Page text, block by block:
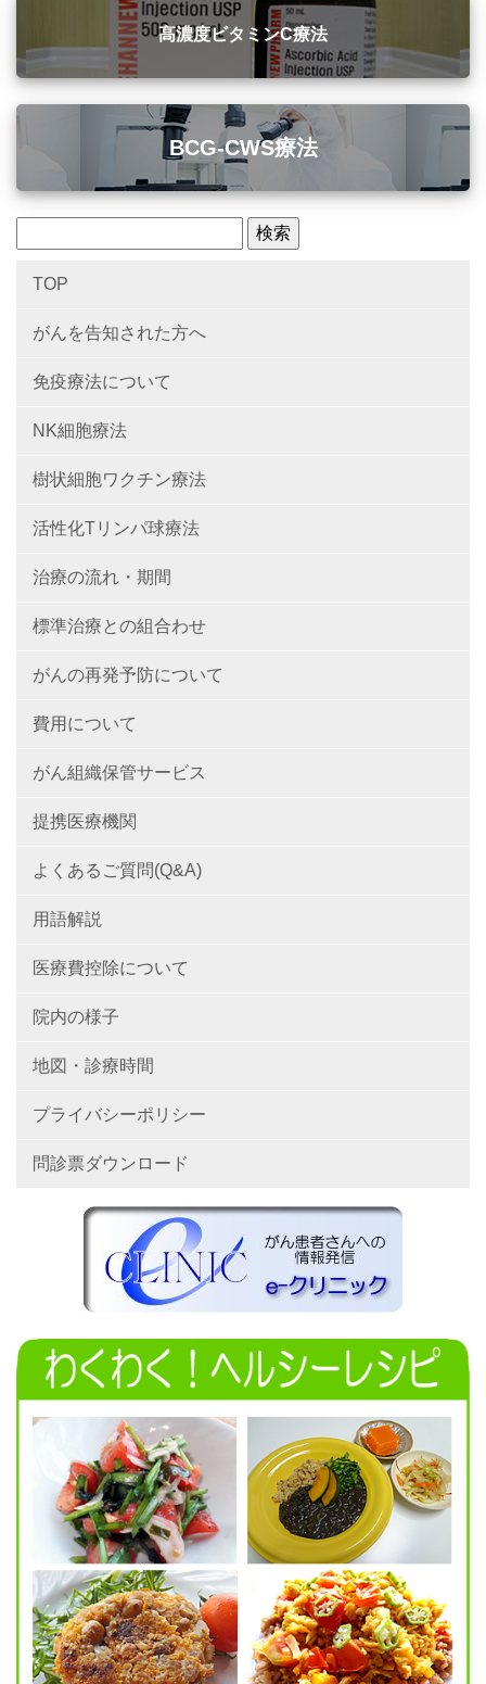
高濃度ビタミンC療法
BCG-CWS療法
TOP
がんを告知された方へ
免疫療法について
NK細胞療法
樹状細胞ワクチン療法
活性化Tリンパ球療法
治療の流れ・期間
標準治療との組合わせ
がんの再発予防について
費用について
がん組織保管サービス
提携医療機関
よくあるご質問(Q&A)
用語解説
医療費控除について
院内の様子
地図・診療時間
プライバシーポリシー
問診票ダウンロード